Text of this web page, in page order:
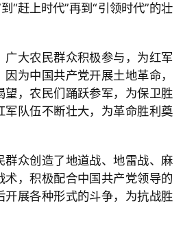
“赶上时代”再到“引领时代”的壮
广大农民群众积极参与，为红军
为中国共产党开展土地革命，
望，农民们踊跃参军，为保卫胜
军队伍不断壮大，为革命胜利奠
群众创造了地道战、地雷战、麻
术，积极配合中国共产党领导的
开展各种形式的斗争，为抗战胜